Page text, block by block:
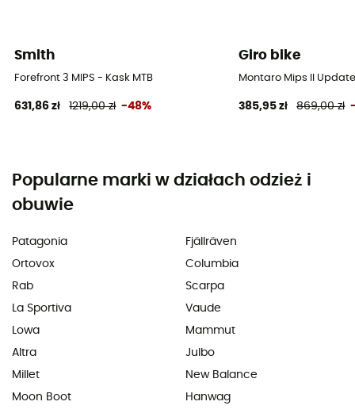
Smith
Forefront 3 MIPS - Kask MTB
631,86 zł 1219,00 zł -48%
Giro bike
Montaro Mips II
385,95 zł 869,00 zł
Popularne marki w działach odzież i
obuwie
Patagonia
Ortovox
Rab
La Sportiva
Lowa
Altra
Millet
Moon Boot
Fjällräven
Columbia
Scarpa
Vaude
Mammut
Julbo
New Balance
Hanwag